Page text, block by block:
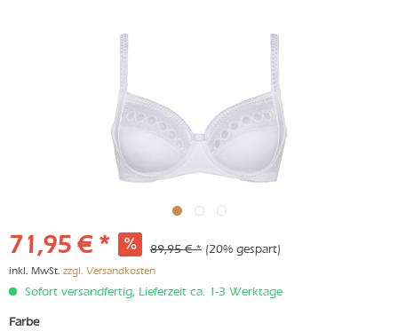
71,95 € * 89,95 € * (20% gespart)
inkl. MwSt. zzgl. Versandkosten
Sofort versandfertig, Lieferzeit ca. 1-3 Werktage
Farbe